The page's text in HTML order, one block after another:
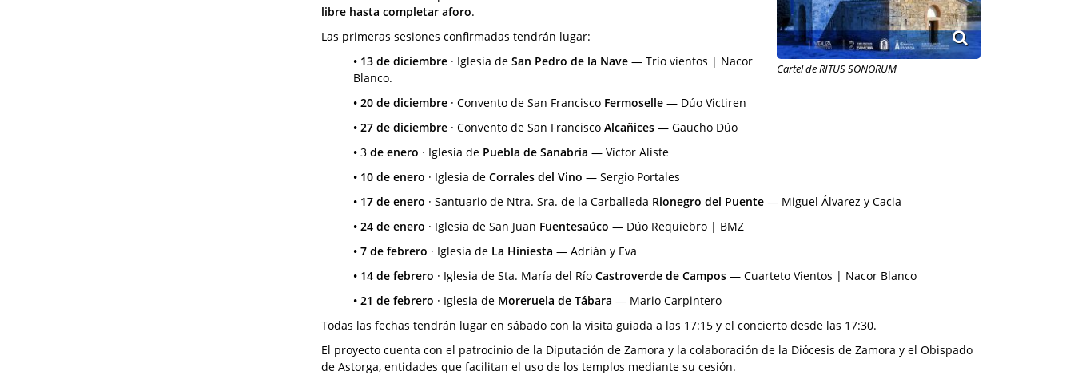
Cartel de RITUS SONORUM
libre hasta completar aforo.
Las primeras sesiones confirmadas tendrán lugar:
• 13 de diciembre · Iglesia de San Pedro de la Nave — Trío vientos | Nacor
Blanco.
• 20 de diciembre · Convento de San Francisco Fermoselle — Dúo Victiren
• 27 de diciembre · Convento de San Francisco Alcañices — Gaucho Dúo
• 3 de enero · Iglesia de Puebla de Sanabria — Víctor Aliste
• 10 de enero · Iglesia de Corrales del Vino — Sergio Portales
• 17 de enero · Santuario de Ntra. Sra. de la Carballeda Rionegro del Puente — Miguel Álvarez y Cacia
• 24 de enero · Iglesia de San Juan Fuentesaúco — Dúo Requiebro | BMZ
• 7 de febrero · Iglesia de La Hiniesta — Adrián y Eva
• 14 de febrero · Iglesia de Sta. María del Río Castroverde de Campos — Cuarteto Vientos | Nacor Blanco
• 21 de febrero · Iglesia de Moreruela de Tábara — Mario Carpintero
Todas las fechas tendrán lugar en sábado con la visita guiada a las 17:15 y el concierto desde las 17:30.
El proyecto cuenta con el patrocinio de la Diputación de Zamora y la colaboración de la Diócesis de Zamora y el Obispado
de Astorga, entidades que facilitan el uso de los templos mediante su cesión.